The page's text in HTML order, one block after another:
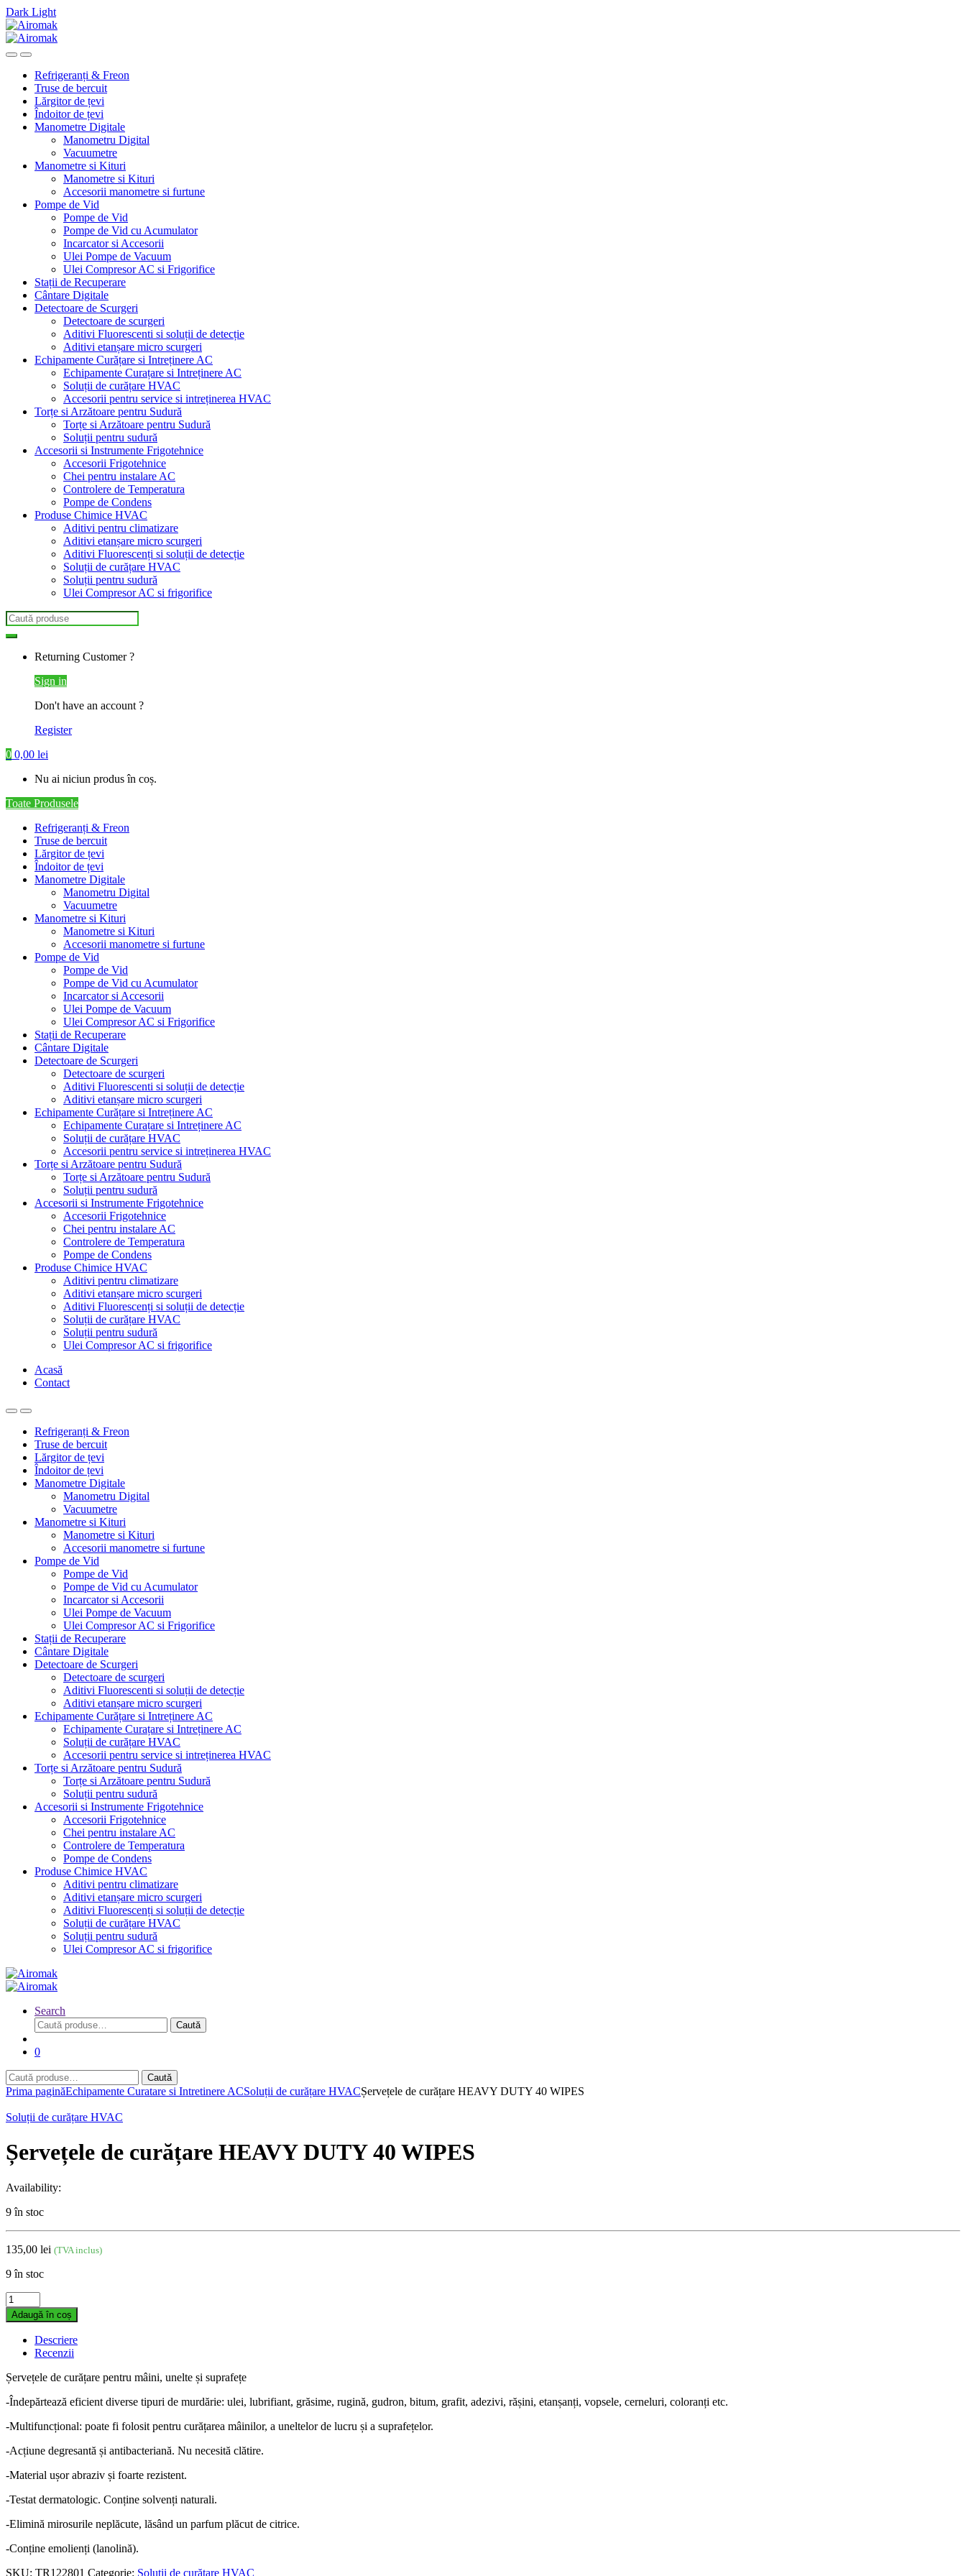
Dark Light
Skip
to
navigation
Skip
to
content
Refrigeranți & Freon
Truse de bercuit
Lărgitor de țevi
Îndoitor de țevi
Manometre Digitale
Manometru Digital
Vacuumetre
Manometre si Kituri
Manometre si Kituri
Accesorii manometre si furtune
Pompe de Vid
Pompe de Vid
Pompe de Vid cu Acumulator
Incarcator si Accesorii
Ulei Pompe de Vacuum
Ulei Compresor AC si Frigorifice
Stații de Recuperare
Cântare Digitale
Detectoare de Scurgeri
Detectoare de scurgeri
Aditivi Fluorescenti si soluții de detecție
Aditivi etanșare micro scurgeri
Echipamente Curățare si Intreținere AC
Echipamente Curațare si Intreținere AC
Soluții de curățare HVAC
Accesorii pentru service si intreținerea HVAC
Torțe si Arzătoare pentru Sudură
Torțe si Arzătoare pentru Sudură
Soluții pentru sudură
Accesorii si Instrumente Frigotehnice
Accesorii Frigotehnice
Chei pentru instalare AC
Controlere de Temperatura
Pompe de Condens
Produse Chimice HVAC
Aditivi pentru climatizare
Aditivi etanșare micro scurgeri
Aditivi Fluorescenți si soluții de detecție
Soluții de curățare HVAC
Soluții pentru sudură
Ulei Compresor AC si frigorifice
Search
for:
Returning Customer ?
Sign in
Don't have an account ?
Register
0 0,00 lei
Nu ai niciun produs în coș.
Toate Produsele
Refrigeranți & Freon
Truse de bercuit
Lărgitor de țevi
Îndoitor de țevi
Manometre Digitale
Manometru Digital
Vacuumetre
Manometre si Kituri
Manometre si Kituri
Accesorii manometre si furtune
Pompe de Vid
Pompe de Vid
Pompe de Vid cu Acumulator
Incarcator si Accesorii
Ulei Pompe de Vacuum
Ulei Compresor AC si Frigorifice
Stații de Recuperare
Cântare Digitale
Detectoare de Scurgeri
Detectoare de scurgeri
Aditivi Fluorescenti si soluții de detecție
Aditivi etanșare micro scurgeri
Echipamente Curățare si Intreținere AC
Echipamente Curațare si Intreținere AC
Soluții de curățare HVAC
Accesorii pentru service si intreținerea HVAC
Torțe si Arzătoare pentru Sudură
Torțe si Arzătoare pentru Sudură
Soluții pentru sudură
Accesorii si Instrumente Frigotehnice
Accesorii Frigotehnice
Chei pentru instalare AC
Controlere de Temperatura
Pompe de Condens
Produse Chimice HVAC
Aditivi pentru climatizare
Aditivi etanșare micro scurgeri
Aditivi Fluorescenți si soluții de detecție
Soluții de curățare HVAC
Soluții pentru sudură
Ulei Compresor AC si frigorifice
Acasă
Contact
Refrigeranți & Freon
Truse de bercuit
Lărgitor de țevi
Îndoitor de țevi
Manometre Digitale
Manometru Digital
Vacuumetre
Manometre si Kituri
Manometre si Kituri
Accesorii manometre si furtune
Pompe de Vid
Pompe de Vid
Pompe de Vid cu Acumulator
Incarcator si Accesorii
Ulei Pompe de Vacuum
Ulei Compresor AC si Frigorifice
Stații de Recuperare
Cântare Digitale
Detectoare de Scurgeri
Detectoare de scurgeri
Aditivi Fluorescenti si soluții de detecție
Aditivi etanșare micro scurgeri
Echipamente Curățare si Intreținere AC
Echipamente Curațare si Intreținere AC
Soluții de curățare HVAC
Accesorii pentru service si intreținerea HVAC
Torțe si Arzătoare pentru Sudură
Torțe si Arzătoare pentru Sudură
Soluții pentru sudură
Accesorii si Instrumente Frigotehnice
Accesorii Frigotehnice
Chei pentru instalare AC
Controlere de Temperatura
Pompe de Condens
Produse Chimice HVAC
Aditivi pentru climatizare
Aditivi etanșare micro scurgeri
Aditivi Fluorescenți si soluții de detecție
Soluții de curățare HVAC
Soluții pentru sudură
Ulei Compresor AC si frigorifice
Search
Caută
după:
Caută
0
Caută
după:
Caută
Prima paginăEchipamente Curatare si Intretinere ACSoluții de curățare HVACȘervețele de curățare HEAVY DUTY 40 WIPES
Soluții de curățare HVAC
Șervețele de curățare HEAVY DUTY 40 WIPES
Availability:
9 în stoc
135,00 lei (TVA inclus)
9 în stoc
Șervețele
de
curățare
HEAVY
DUTY
WIPES
quantity
Adaugă în coș
Descriere
Recenzii
Șervețele de curățare pentru mâini, unelte și suprafețe
-Îndepărtează eficient diverse tipuri de murdărie: ulei, lubrifiant, grăsime, rugină, gudron, bitum, grafit, adezivi, rășini, etanșanți, vopsele, cerneluri, coloranți etc.
-Multifuncțional: poate fi folosit pentru curățarea mâinilor, a uneltelor de lucru și a suprafețelor.
-Acțiune degresantă și antibacteriană. Nu necesită clătire.
-Material ușor abraziv și foarte rezistent.
-Testat dermatologic. Conține solvenți naturali.
-Elimină mirosurile neplăcute, lăsând un parfum plăcut de citrice.
-Conține emolienți (lanolină).
SKU: TR122801 Categorie: Soluții de curățare HVAC